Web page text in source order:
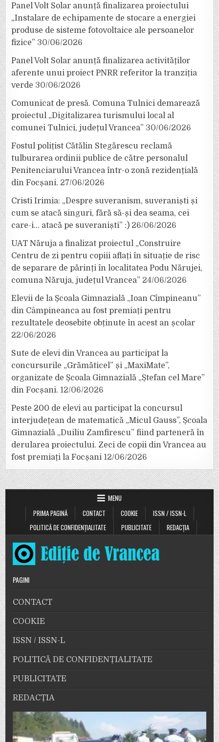
Panel Volt Solar anunță finalizarea proiectului
„Instalare de echipamente de stocare a energiei
produse de sisteme fotovoltaice ale persoanelor
fizice” 30/06/2026
Panel Volt Solar anunță finalizarea activităților
aferente unui proiect PNRR referitor la tranziția
verde 30/06/2026
Comunicat de presă. Comuna Tulnici demarează
proiectul „Digitalizarea turismului local al
comunei Tulnici, județul Vrancea” 30/06/2026
Fostul polițist Cătălin Stegărescu reclamă
tulburarea ordinii publice de către personalul
Penitenciarului Vrancea într-o zonă rezidențială
din Focșani. 27/06/2026
Cristi Irimia: „Despre suveranism, suveraniști și
cum se atacă singuri, fără să-și dea seama, cei
care-i… atacă pe suveraniști” :) 26/06/2026
UAT Năruja a finalizat proiectul „Construire
Centru de zi pentru copiii aflați în situație de risc
de separare de părinți în localitatea Podu Nărujei,
comuna Năruja, județul Vrancea” 24/06/2026
Elevii de la Școala Gimnazială „Ioan Cîmpineanu”
din Câmpineanca au fost premiați pentru
rezultatele deosebite obținute în acest an școlar
22/06/2026
Sute de elevi din Vrancea au participat la
concursurile „Grămăticel” și „MaxiMate”,
organizate de Școala Gimnazială „Ștefan cel Mare”
din Focșani. 12/06/2026
Peste 200 de elevi au participat la concursul
interjudețean de matematică „Micul Gauss”, Școala
Gimnazială „Duiliu Zamfirescu” fiind parteneră în
derularea proiectului. Zeci de copii din Vrancea au
fost premiați la Focșani 12/06/2026
MENU
PRIMA PAGINĂ
CONTACT COOKIE
ISSN / ISSN-L
POLITICĂ DE CONFIDENȚIALITATE
PUBLICITATE REDACȚIA
PAGINI
CONTACT
COOKIE
ISSN / ISSN-L
POLITICĂ DE CONFIDENȚIALITATE
PUBLICITATE
REDACȚIA